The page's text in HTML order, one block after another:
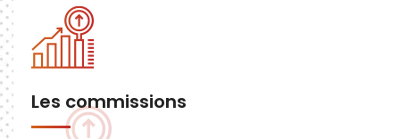
Les commissions